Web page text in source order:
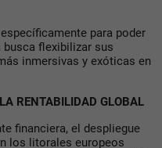
para poder
busca flexibilizar sus
inmersivas y exóticas en
RENTABILIDAD GLOBAL
financiera, el despliegue
los litorales europeos